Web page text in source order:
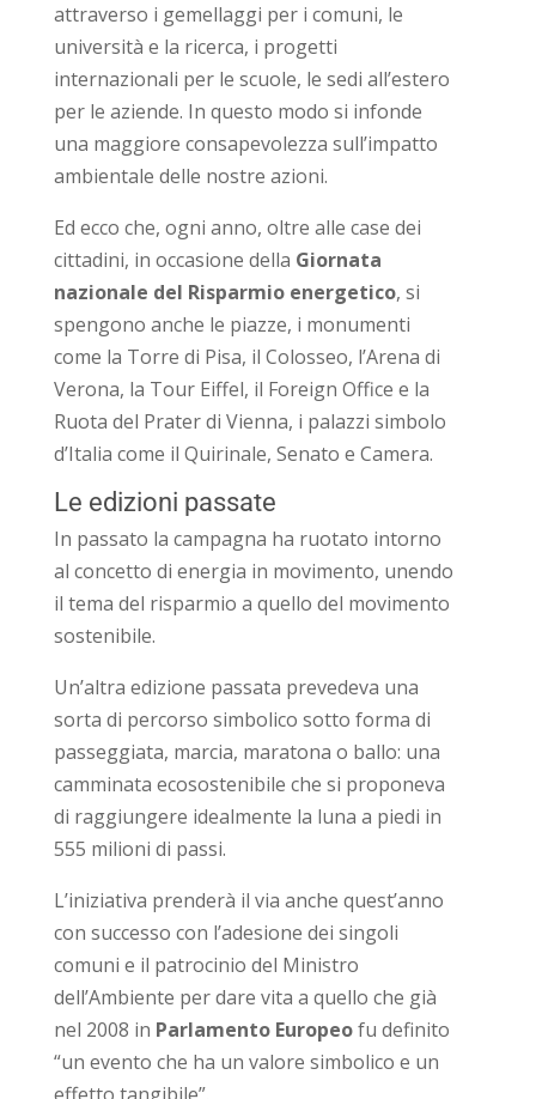
attraverso i gemellaggi per i comuni, le
università e la ricerca, i progetti
internazionali per le scuole, le sedi all’estero
per le aziende. In questo modo si infonde
una maggiore consapevolezza sull’impatto
ambientale delle nostre azioni.
Ed ecco che, ogni anno, oltre alle case dei
cittadini, in occasione della Giornata
nazionale del Risparmio energetico, si
spengono anche le piazze, i monumenti
come la Torre di Pisa, il Colosseo, l’Arena di
Verona, la Tour Eiffel, il Foreign Office e la
Ruota del Prater di Vienna, i palazzi simbolo
d’Italia come il Quirinale, Senato e Camera.
Le edizioni passate
In passato la campagna ha ruotato intorno
al concetto di energia in movimento, unendo
il tema del risparmio a quello del movimento
sostenibile.
Un’altra edizione passata prevedeva una
sorta di percorso simbolico sotto forma di
passeggiata, marcia, maratona o ballo: una
camminata ecosostenibile che si proponeva
di raggiungere idealmente la luna a piedi in
555 milioni di passi.
L’iniziativa prenderà il via anche quest’anno
con successo con l’adesione dei singoli
comuni e il patrocinio del Ministro
dell’Ambiente per dare vita a quello che già
nel 2008 in Parlamento Europeofu definito
“un evento che ha un valore simbolico e un